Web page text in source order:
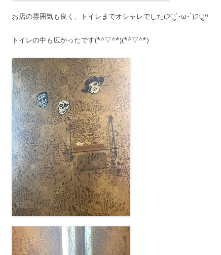
お店の雰囲気も良く、トイレまでオシャレでした(੭ु´･ω･`)੭ु⁾⁾
トイレの中も広かったです(*^▽^*)(*^▽^*)